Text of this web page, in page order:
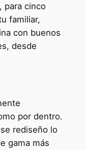
para cinco
familiar,
con buenos
desde
por dentro.
rediseño lo
gama más